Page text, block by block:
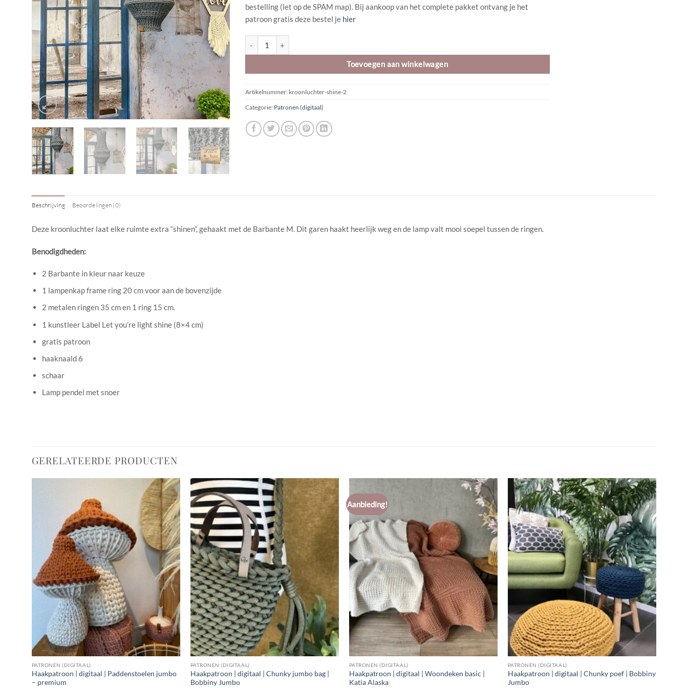
bestelling (let op de SPAM map). Bij aankoop van het complete pakket ontvang je het
patroon gratis deze bestel je hier
Toevoegen aan winkelwagen
Artikelnummer: kroonluchter-shine-2
Categorie: Patronen (digitaal)
Beschrijving Beoordelingen (0)
Deze kroonluchter laat elke ruimte extra “shinen”, gehaakt met de Barbante M. Dit garen haakt heerlijk weg en de lamp valt mooi soepel tussen de ringen.
Benodigdheden:
2 Barbante in kleur naar keuze
1 lampenkap frame ring 20 cm voor aan de bovenzijde
2 metalen ringen 35 cm en 1 ring 15 cm.
1 kunstleer Label Let you’re light shine (8×4 cm)
gratis patroon
haaknaald 6
schaar
Lamp pendel met snoer
GERELATEERDE PRODUCTEN
PATRONEN (DIGITAAL)
Haakpatroon | digitaal | Paddenstoelen jumbo
– premium
PATRONEN (DIGITAAL)
Haakpatroon | digitaal | Chunky jumbo bag |
Bobbiny Jumbo
Aanbieding!
PATRONEN (DIGITAAL)
Haakpatroon | digitaal | Woondeken basic |
Katia Alaska
PATRONEN (DIGITAAL)
Haakpatroon | digitaal | Chunky poef | Bobbiny
Jumbo